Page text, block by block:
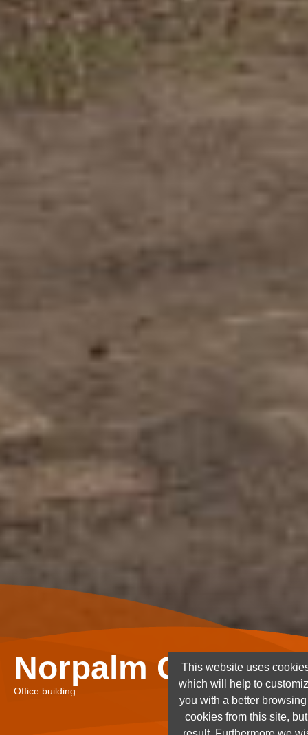
Norpalm Ghana
Office building
This website uses
which will help to
you with a better
cookies from this site,